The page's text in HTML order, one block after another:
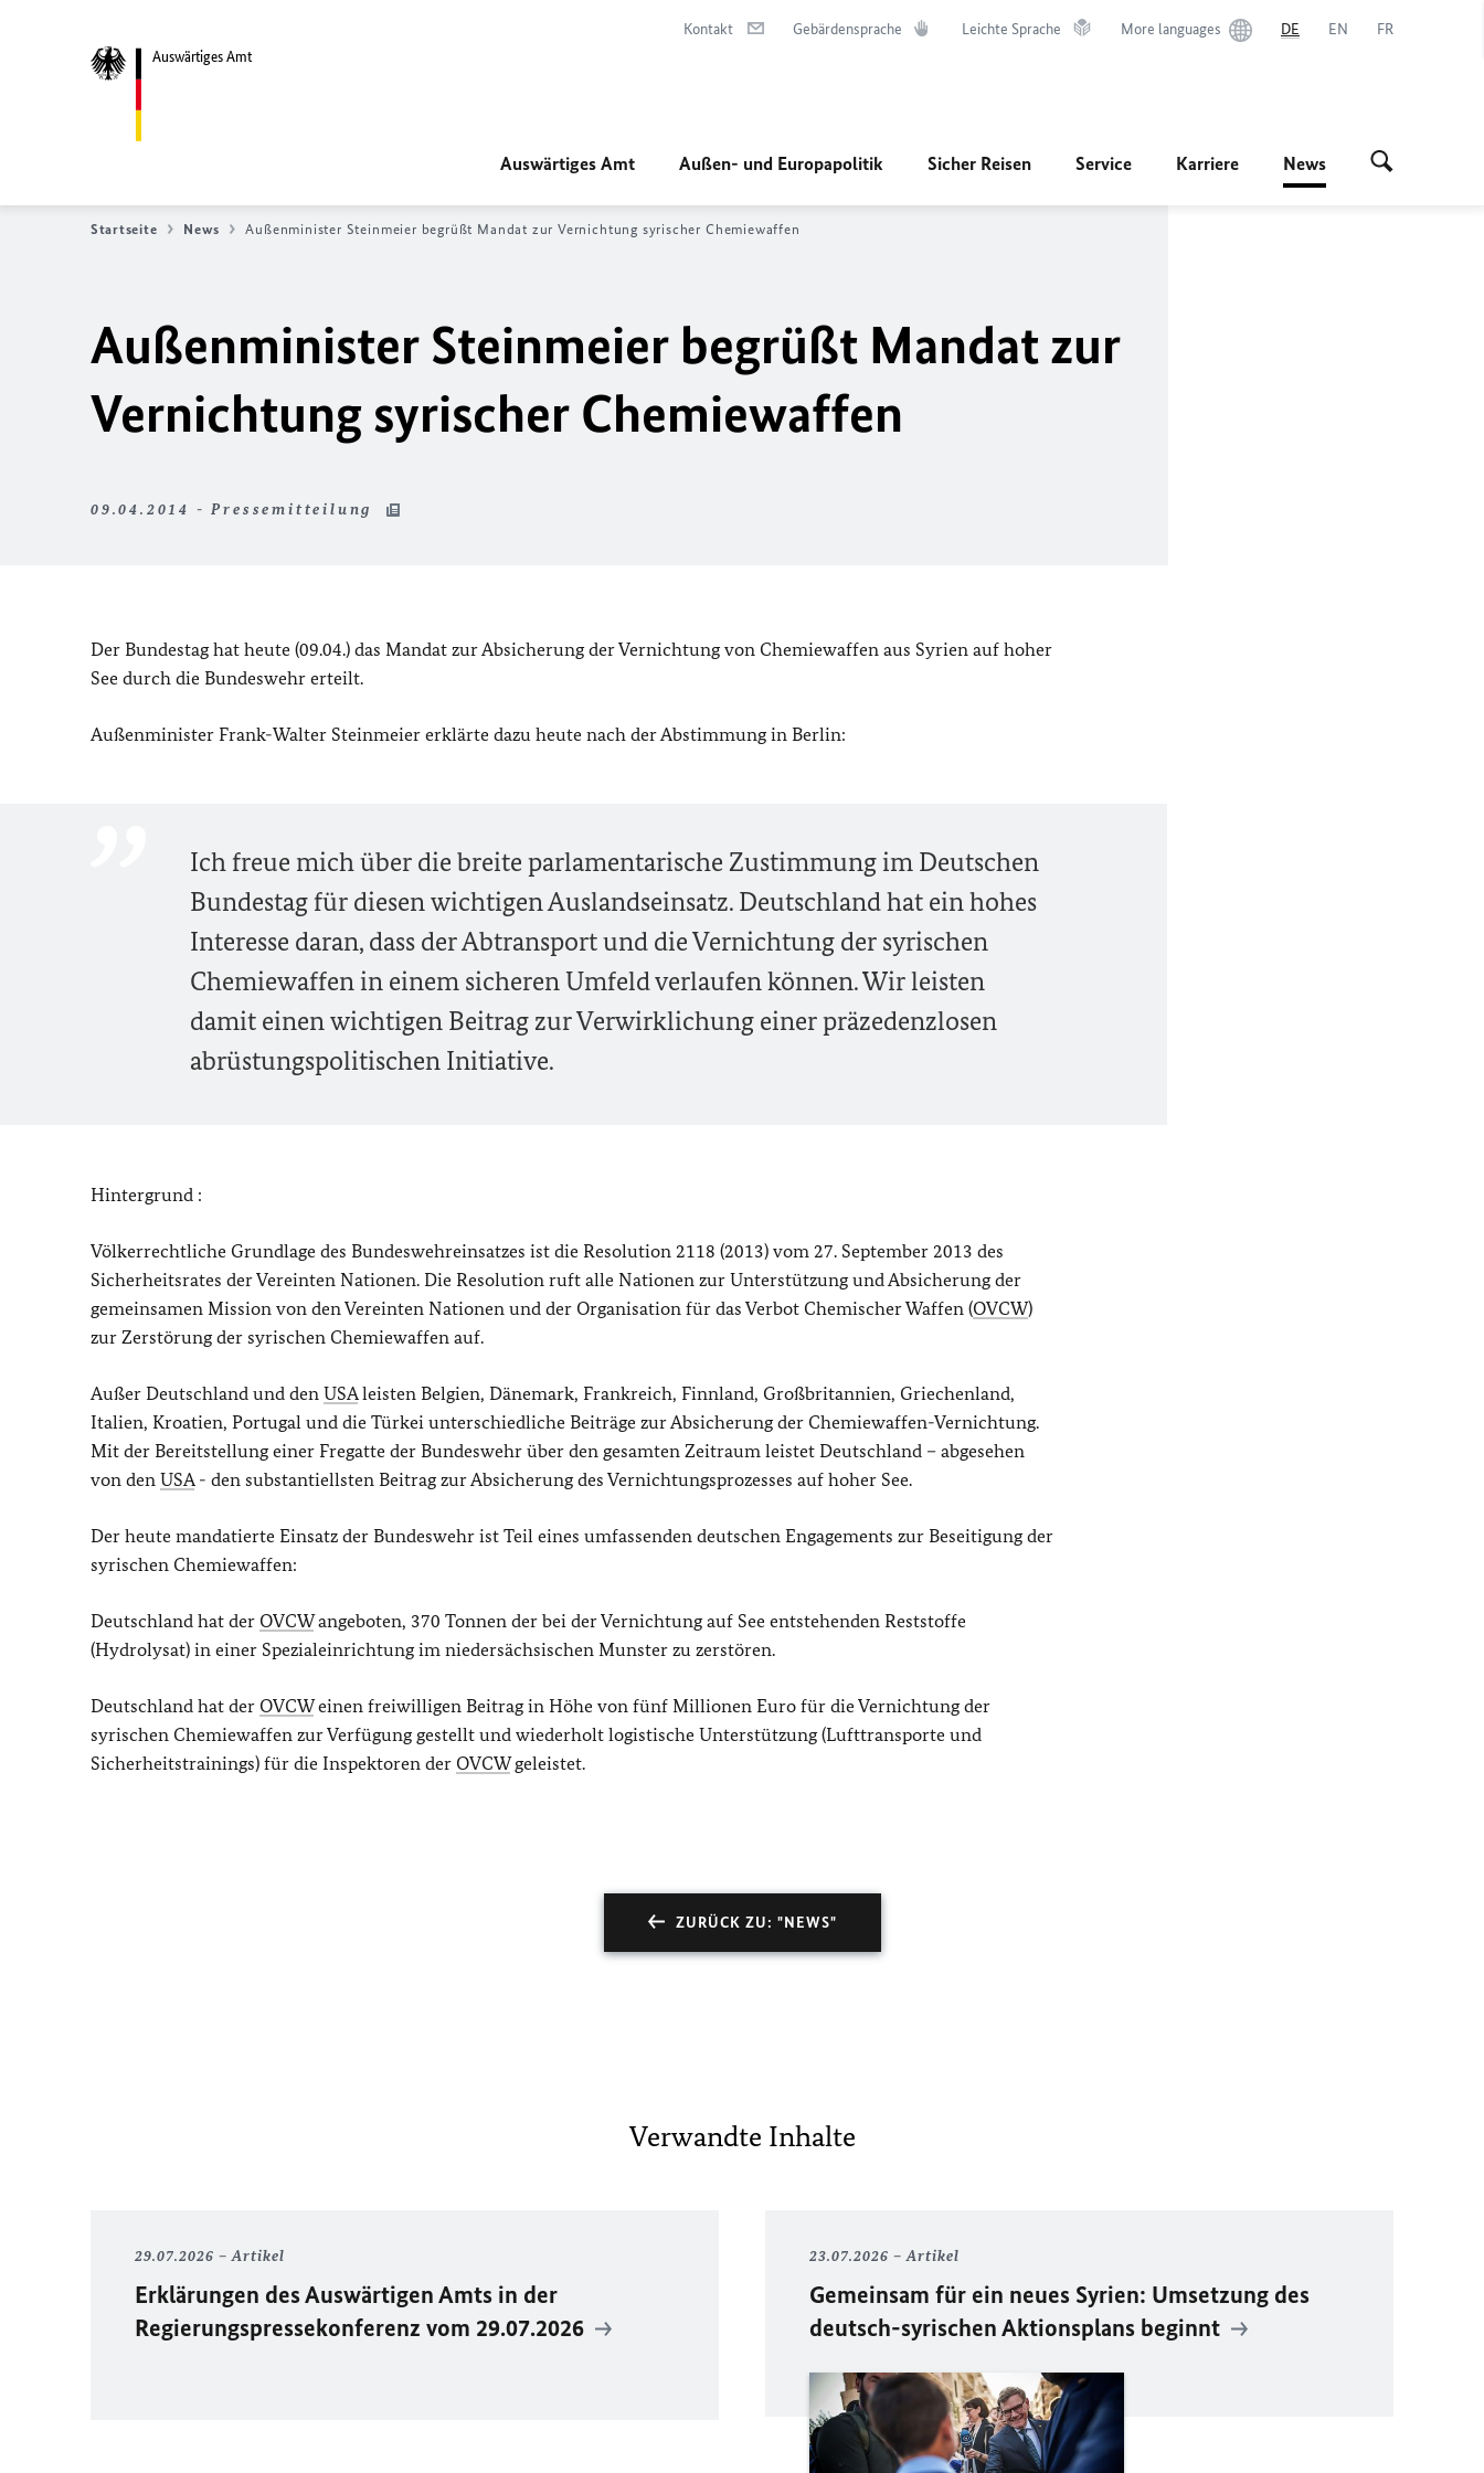
Auswärtiges Amt
Kontakt Gebärdensprache Leichte Sprache More languages DE EN FR
Auswärtiges Amt Außen- und Europapolitik Sicher Reisen Service Karriere News
Startseite News Außenminister Steinmeier begrüßt Mandat zur Vernichtung syrischer Chemiewaffen
Außenminister Steinmeier begrüßt Mandat zur
Vernichtung syrischer Chemiewaffen
09.04.2014 - Pressemitteilung
Der Bundestag hat heute (09.04.) das Mandat zur Absicherung der Vernichtung von Chemiewaffen aus Syrien auf hoher
See durch die Bundeswehr erteilt.
Außenminister Frank-Walter Steinmeier erklärte dazu heute nach der Abstimmung in Berlin:
Ich freue mich über die breite parlamentarische Zustimmung im Deutschen
Bundestag für diesen wichtigen Auslandseinsatz. Deutschland hat ein hohes
Interesse daran, dass der Abtransport und die Vernichtung der syrischen
Chemiewaffen in einem sicheren Umfeld verlaufen können. Wir leisten
damit einen wichtigen Beitrag zur Verwirklichung einer präzedenzlosen
abrüstungspolitischen Initiative.
Hintergrund :
Völkerrechtliche Grundlage des Bundeswehreinsatzes ist die Resolution 2118 (2013) vom 27. September 2013 des
Sicherheitsrates der Vereinten Nationen. Die Resolution ruft alle Nationen zur Unterstützung und Absicherung der
gemeinsamen Mission von den Vereinten Nationen und der Organisation für das Verbot Chemischer Waffen (OVCW)
zur Zerstörung der syrischen Chemiewaffen auf.
Außer Deutschland und den USAleisten Belgien, Dänemark, Frankreich, Finnland, Großbritannien, Griechenland,
Italien, Kroatien, Portugal und die Türkei unterschiedliche Beiträge zur Absicherung der Chemiewaffen-Vernichtung.
Mit der Bereitstellung einer Fregatte der Bundeswehr über den gesamten Zeitraum leistet Deutschland – abgesehen
von den USA- den substantiellsten Beitrag zur Absicherung des Vernichtungsprozesses auf hoher See.
Der heute mandatierte Einsatz der Bundeswehr ist Teil eines umfassenden deutschen Engagements zur Beseitigung der
syrischen Chemiewaffen:
Deutschland hat der OVCWangeboten, 370 Tonnen der bei der Vernichtung auf See entstehenden Reststoffe
(Hydrolysat) in einer Spezialeinrichtung im niedersächsischen Munster zu zerstören.
Deutschland hat der OVCWeinen freiwilligen Beitrag in Höhe von fünf Millionen Euro für die Vernichtung der
syrischen Chemiewaffen zur Verfügung gestellt und wiederholt logistische Unterstützung (Lufttransporte und
Sicherheitstrainings) für die Inspektoren der OVCWgeleistet.
ZURÜCK ZU: "NEWS"
Verwandte Inhalte
29.07.2026 Artikel
Erklärungen des Auswärtigen Amts in der
Regierungspressekonferenz vom 29.07.2026
23.07.2026 Artikel
Gemeinsam für ein neues Syrien: Umsetzung des
deutsch-syrischen Aktionsplans beginnt